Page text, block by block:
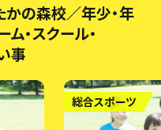
の森校／年少・年
・スクール・
事
総合スポーツ